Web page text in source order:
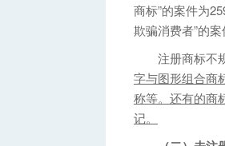
商标”的案件为
欺骗消费者”的案
注册商标不规
字与图形组合商
称等。还有的商
记。